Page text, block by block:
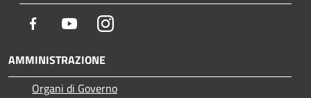
Facebook YoutubeInstagram
AMMINISTRAZIONE
Organi di Governo